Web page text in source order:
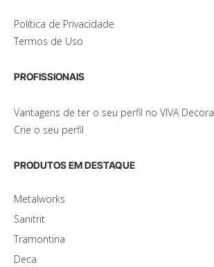
Política de Privacidade
Termos de Uso
PROFISSIONAIS
Vantagens de ter o seu perfil no VIVA Decora
Crie o seu perfil
PRODUTOS EM DESTAQUE
Metalworks
Sanitrit
Tramontina
Deca